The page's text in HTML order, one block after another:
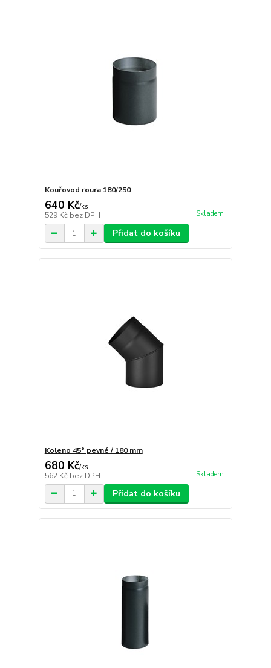
Kouřovod roura 180/250
640 Kč/ks
529 Kč bez DPH Skladem
Přidat do košíku
Koleno 45° pevné / 180 mm
680 Kč/ks
562 Kč bez DPH Skladem
Přidat do košíku